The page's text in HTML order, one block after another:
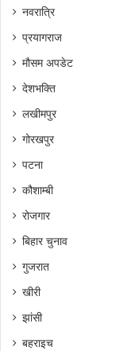
नवरात्रि
प्रयागराज
मौसम अपडेट
देशभक्ति
लखीमपुर
गोरखपुर
पटना
कौशाम्बी
रोजगार
बिहार चुनाव
गुजरात
खीरी
झांसी
बहराइच